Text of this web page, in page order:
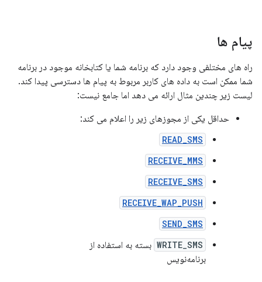
پیام ها
راه های مختلفی وجود دارد که برنامه شما یا کتابخانه موجود در برنامه
شما ممکن است به داده های کاربر مربوط به پیام ها دسترسی پیدا کند.
لیست زیر چندین مثال ارائه می دهد اما جامع نیست:
حداقل یکی از مجوزهای زیر را اعلام می کند:
READ_SMS
RECEIVE_MMS
RECEIVE_SMS
RECEIVE_WAP_PUSH
SEND_SMS
WRITE_SMS بسته به استفاده از
برنامه‌نویس